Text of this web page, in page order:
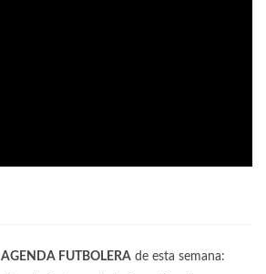
AGENDA FUTBOLERAde esta semana: